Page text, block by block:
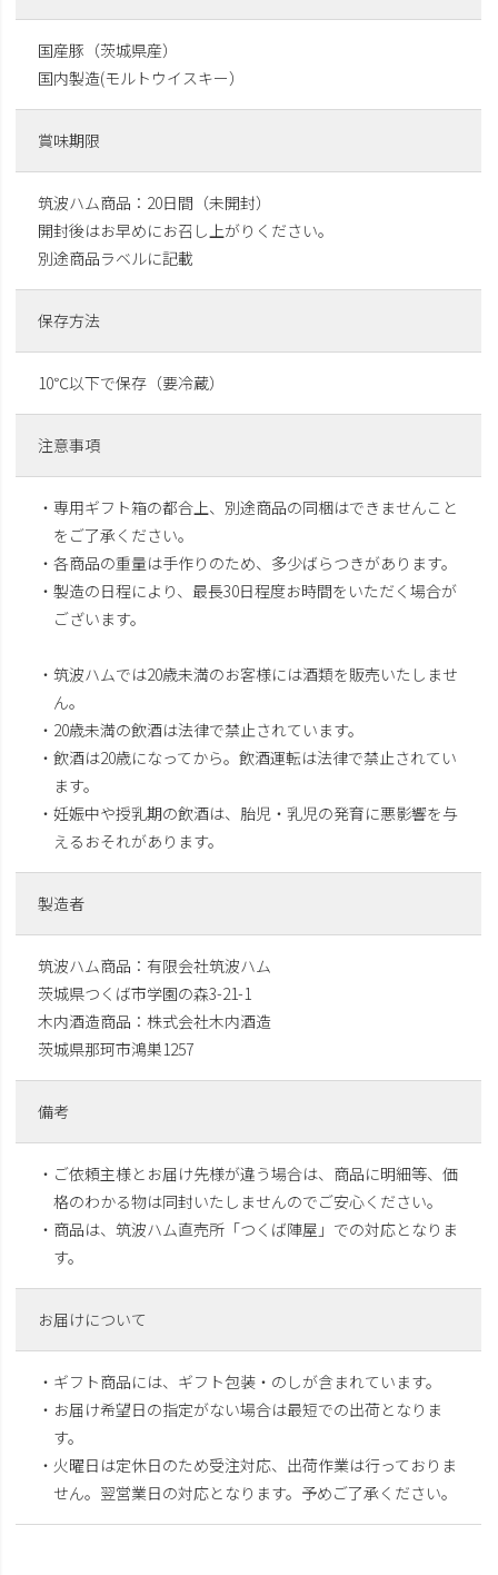
国産豚（茨城県産）
国内製造(モルトウイスキー）
賞味期限
筑波ハム商品：20日間（未開封）
開封後はお早めにお召し上がりください。
別途商品ラベルに記載
保存方法
10℃以下で保存（要冷蔵）
注意事項
・専用ギフト箱の都合上、別途商品の同梱はできませんこと
をご了承ください。
・各商品の重量は手作りのため、多少ばらつきがあります。
・製造の日程により、最長30日程度お時間をいただく場合が
ございます。
・筑波ハムでは20歳未満のお客様には酒類を販売いたしませ
ん。
・20歳未満の飲酒は法律で禁止されています。
・飲酒は20歳になってから。飲酒運転は法律で禁止されてい
ます。
・妊娠中や授乳期の飲酒は、胎児・乳児の発育に悪影響を与
えるおそれがあります。
製造者
筑波ハム商品：有限会社筑波ハム
茨城県つくば市学園の森3-21-1
木内酒造商品：株式会社木内酒造
茨城県那珂市鴻巣1257
備考
・ご依頼主様とお届け先様が違う場合は、商品に明細等、価
格のわかる物は同封いたしませんのでご安心ください。
・商品は、筑波ハム直売所「つくば陣屋」での対応となりま
す。
お届けについて
・ギフト商品には、ギフト包装・のしが含まれています。
・お届け希望日の指定がない場合は最短での出荷となりま
す。
・火曜日は定休日のため受注対応、出荷作業は行っておりま
せん。翌営業日の対応となります。予めご了承ください。